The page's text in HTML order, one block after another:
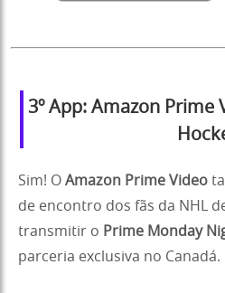
3º App: Amazon Prime
Sim! O Amazon Prime Video
de encontro dos fãs da NHL
transmitir o Prime Monday
parceria exclusiva no Canadá.